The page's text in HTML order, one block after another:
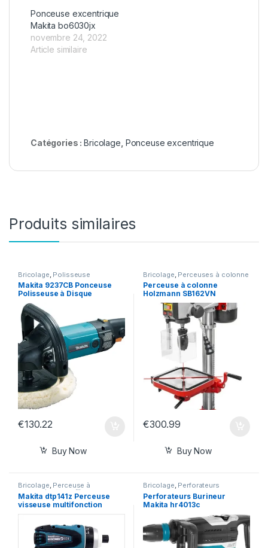
Ponceuse excentrique
Makita bo6030jx
novembre 24, 2022
Article similaire
Catégories :Bricolage Ponceuse excentrique
Produits similaires
Bricolage Polisseuse
Makita 9237CB Ponceuse
Polisseuse à Disque
€130.22
Buy Now
Bricolage Perceuses à colonne
Perceuse à colonne
Holzmann SB162VN
€300.99
Buy Now
Bricolage, Perceuse à
percussion sans fil
Makita dtp141z Perceuse
visseuse multifonction
Bricolage, Perforateurs
Perforateurs Burineur
Makita hr4013c